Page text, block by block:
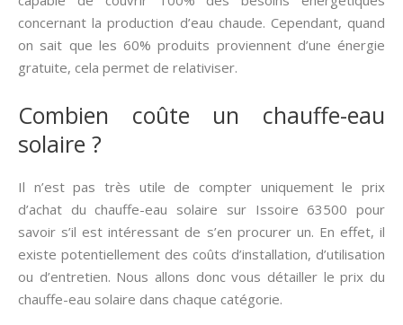
concernant la production d’eau chaude. Cependant, quand
on sait que les 60% produits proviennent d’une énergie
gratuite, cela permet de relativiser.
Combien coûte un chauffe-eau
solaire ?
Il n’est pas très utile de compter uniquement le prix
d’achat du chauffe-eau solaire sur Issoire 63500 pour
savoir s’il est intéressant de s’en procurer un. En effet, il
existe potentiellement des coûts d’installation, d’utilisation
ou d’entretien. Nous allons donc vous détailler le prix du
chauffe-eau solaire dans chaque catégorie.